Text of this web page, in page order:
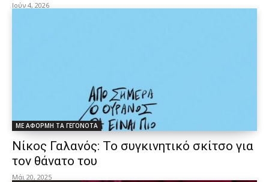
Ιούν 4, 2026
ΜΕ ΑΦΟΡΜΗ ΤΑ ΓΕΓΟΝΟΤΑ
Νίκος Γαλανός: Το συγκινητικό σκίτσο για
τον θάνατο του
Μάι 20, 2025